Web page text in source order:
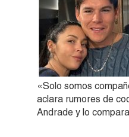
«Solo somos
aclara rumores de
Andrade y lo